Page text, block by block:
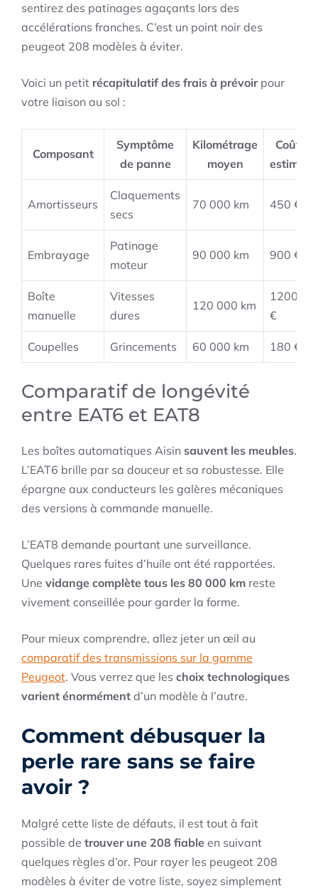
sentirez des patinages agaçants lors des
accélérations franches. C’est un point noir des
peugeot 208 modèles à éviter.
Voici un petit récapitulatif des frais à prévoirpour
votre liaison au sol :
Composant
Symptôme
de panne
Kilométrage
moyen
Coût
estimé
Amortisseurs
Claquements
secs
70 000 km 450 €
Embrayage
Patinage
moteur
90 000 km 900 €
Boîte
manuelle
Vitesses
dures
120 000 km
1200
€
Coupelles Grincements 60 000 km 180 €
Comparatif de longévité
entre EAT6 et EAT8
Les boîtes automatiques Aisin sauvent les meubles.
L’EAT6 brille par sa douceur et sa robustesse. Elle
épargne aux conducteurs les galères mécaniques
des versions à commande manuelle.
L’EAT8 demande pourtant une surveillance.
Quelques rares fuites d’huile ont été rapportées.
Une vidange complète tous les 80 000 km reste
vivement conseillée pour garder la forme.
Pour mieux comprendre, allez jeter un œil au
comparatif des transmissions sur la gamme
Peugeot. Vous verrez que les choix technologiques
varient énormément d’un modèle à l’autre.
Comment débusquer la
perle rare sans se faire
avoir ?
Malgré cette liste de défauts, il est tout à fait
possible de trouver une 208 fiable en suivant
quelques règles d’or. Pour rayer les peugeot 208
modèles à éviter de votre liste, soyez simplement